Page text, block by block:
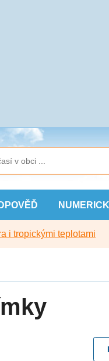
i tropickými teplotami